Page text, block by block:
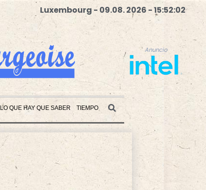
Luxembourg - 09.08. 2026 - 15:52:03
Anuncio
LO QUE HAY QUE SABER TIEMPO
Anuncio